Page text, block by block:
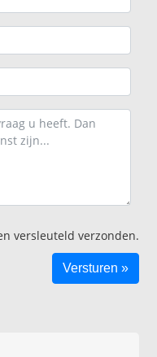
versleuteld verzonden.